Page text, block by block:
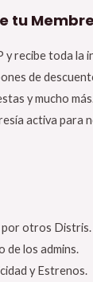
tu
y recibe toda la
de
y mucho
activa para
por otros Distris.
de los admins.
y Estrenos.